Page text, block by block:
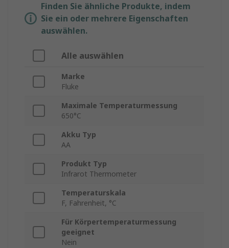
Finden Sie ähnliche Produkte, indem
Sie ein oder mehrere Eigenschaften
auswählen.
Alle auswählen
Marke
Fluke
Maximale Temperaturmessung
650°C
Akku Typ
AA
Produkt Typ
Infrarot Thermometer
Temperaturskala
F, Fahrenheit, °C
Für Körpertemperaturmessung
geeignet
Nein